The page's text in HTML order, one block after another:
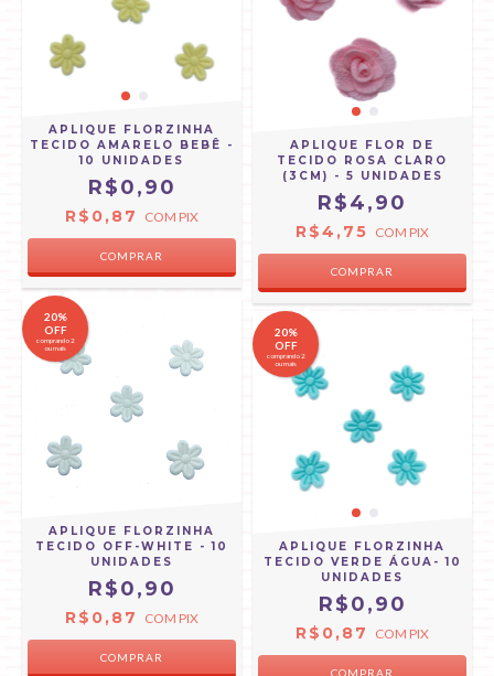
APLIQUE FLORZINHA
TECIDO AMARELO BEBÊ -
10 UNIDADES
R$0,90
R$0,87 COM PIX
APLIQUE FLOR DE
TECIDO ROSA CLARO
(3CM) - 5 UNIDADES
R$4,90
R$4,75 COM PIX
20%
OFF
comprando 2
ou mais
APLIQUE FLORZINHA
TECIDO OFF-WHITE - 10
UNIDADES
R$0,90
R$0,87 COM PIX
20%
OFF
comprando 2
ou mais
APLIQUE FLORZINHA
TECIDO VERDE ÁGUA- 10
UNIDADES
R$0,90
R$0,87 COM PIX